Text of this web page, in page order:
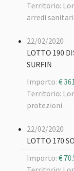
Territorio:
arredi sanitari
22/02/2020
LOTTO 190
SURFIN
Importo: €
Territorio:
protezioni
22/02/2020
LOTTO 170
Importo: €